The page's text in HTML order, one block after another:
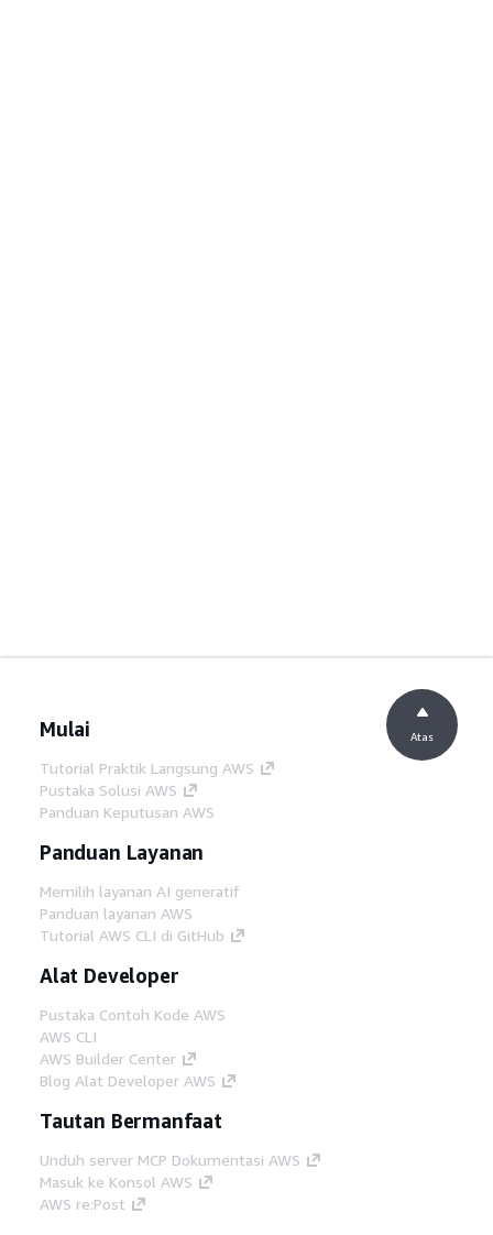
Mulai
Tutorial Praktik Langsung AWS
Pustaka Solusi AWS
Panduan Keputusan AWS
Panduan Layanan
Memilih layanan AI generatif
Panduan layanan AWS
Tutorial AWS CLI di GitHub
Alat Developer
Pustaka Contoh Kode AWS
AWS CLI
AWS Builder Center
Blog Alat Developer AWS
Tautan Bermanfaat
Unduh server MCP Dokumentasi AWS
Masuk ke Konsol AWS
AWS re:Post
Atas